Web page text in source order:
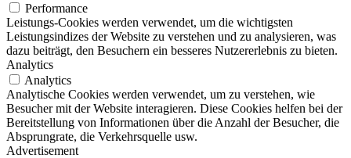
Performance
Leistungs-Cookies werden verwendet, um die wichtigsten
Leistungsindizes der Website zu verstehen und zu analysieren, was
dazu beiträgt, den Besuchern ein besseres Nutzererlebnis zu bieten.
Analytics
Analytics
Analytische Cookies werden verwendet, um zu verstehen, wie
Besucher mit der Website interagieren. Diese Cookies helfen bei der
Bereitstellung von Informationen über die Anzahl der Besucher, die
Absprungrate, die Verkehrsquelle usw.
Advertisement